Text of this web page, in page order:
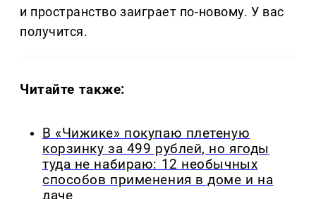
и пространство заиграет по-новому. У вас
получится.
Читайте также:
В «Чижике» покупаю плетеную
корзинку за 499 рублей, но ягоды
туда не набираю: 12 необычных
способов применения в доме и на
даче